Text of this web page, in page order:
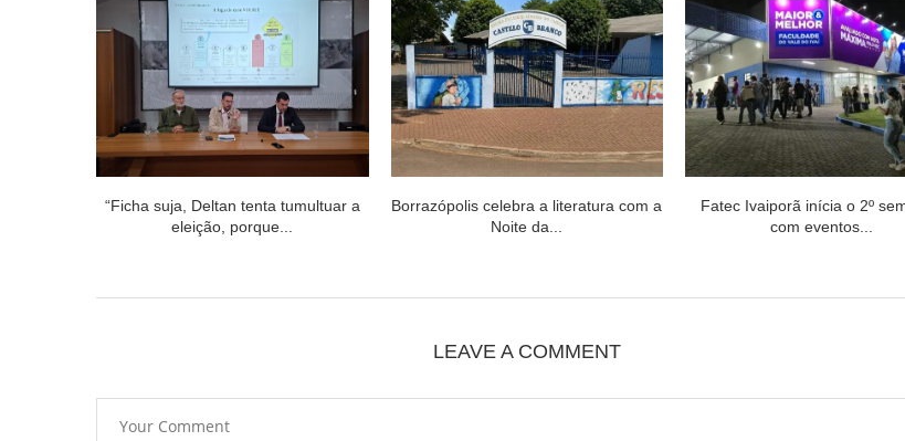
“Ficha suja, Deltan tenta tumultuar a
eleição, porque...
Borrazópolis celebra a literatura com a
Noite da...
Fatec Ivaiporã inícia o 2º
com eventos...
LEAVE A COMMENT